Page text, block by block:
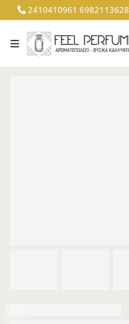
2410410961 6982113628